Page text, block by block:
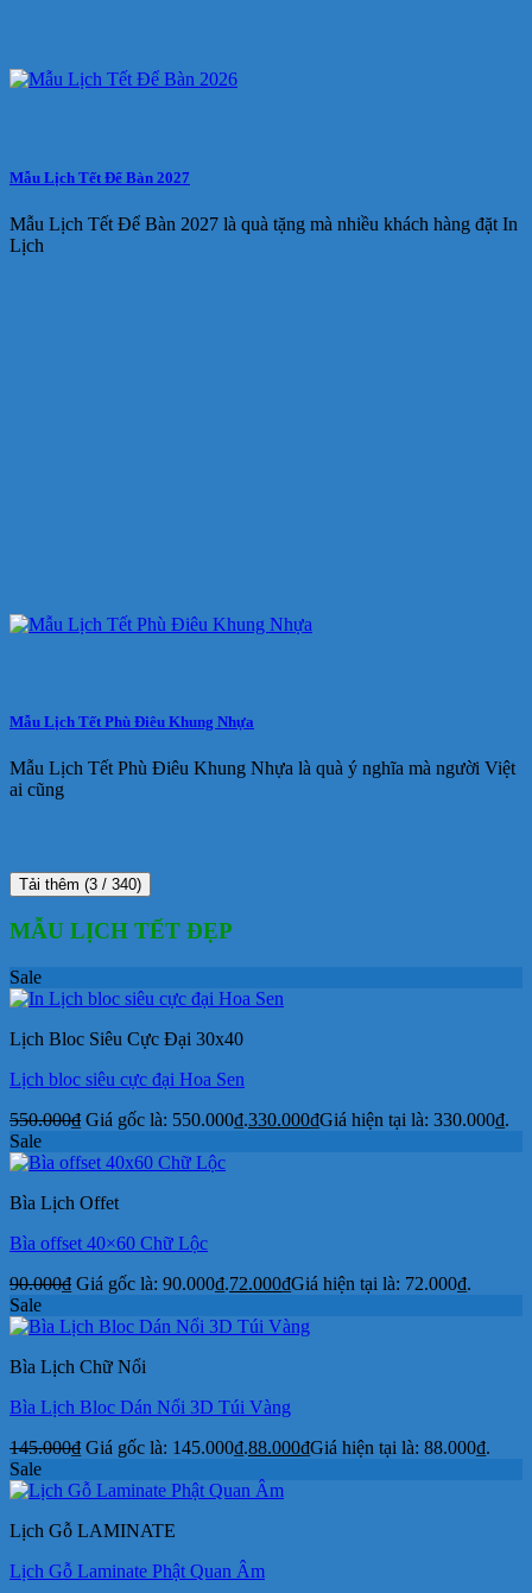
Mẫu Lịch Tết Để Bàn 2027
Mẫu Lịch Tết Để Bàn 2027 là quà tặng mà nhiều khách hàng đặt In
Lịch
Mẫu Lịch Tết Phù Điêu Khung Nhựa
Mẫu Lịch Tết Phù Điêu Khung Nhựa là quà ý nghĩa mà người Việt
ai cũng
Tải thêm (3 / 340)
MẪU LỊCH TẾT ĐẸP
Sale
Lịch Bloc Siêu Cực Đại 30x40
Lịch bloc siêu cực đại Hoa Sen
550.000₫ Giá gốc là: 550.000₫.330.000₫Giá hiện tại là: 330.000₫.
Sale
Bìa Lịch Offet
Bìa offset 40×60 Chữ Lộc
90.000₫ Giá gốc là: 90.000₫.72.000₫Giá hiện tại là: 72.000₫.
Sale
Bìa Lịch Chữ Nổi
Bìa Lịch Bloc Dán Nổi 3D Túi Vàng
145.000₫ Giá gốc là: 145.000₫.88.000₫Giá hiện tại là: 88.000₫.
Sale
Lịch Gỗ LAMINATE
Lịch Gỗ Laminate Phật Quan Âm